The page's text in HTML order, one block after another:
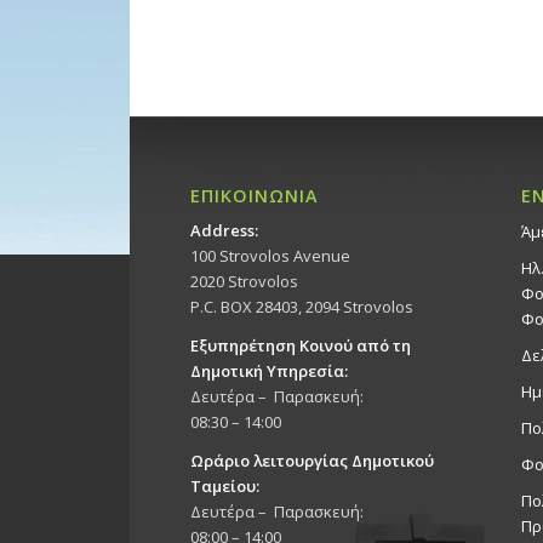
ΕΠΙΚΟΙΝΩΝΙΑ
Address:
100 Strovolos Avenue
2020 Strovolos
P.C. BOX 28403, 2094 Strovolos
Εξυπηρέτηση Κοινού από τη
Δημοτική Υπηρεσία:
Δευτέρα – Παρασκευή:
08:30 – 14:00
Ωράριο λειτουργίας Δημοτικού
Ταμείου:
Δευτέρα – Παρασκευή:
08:00 – 14:00